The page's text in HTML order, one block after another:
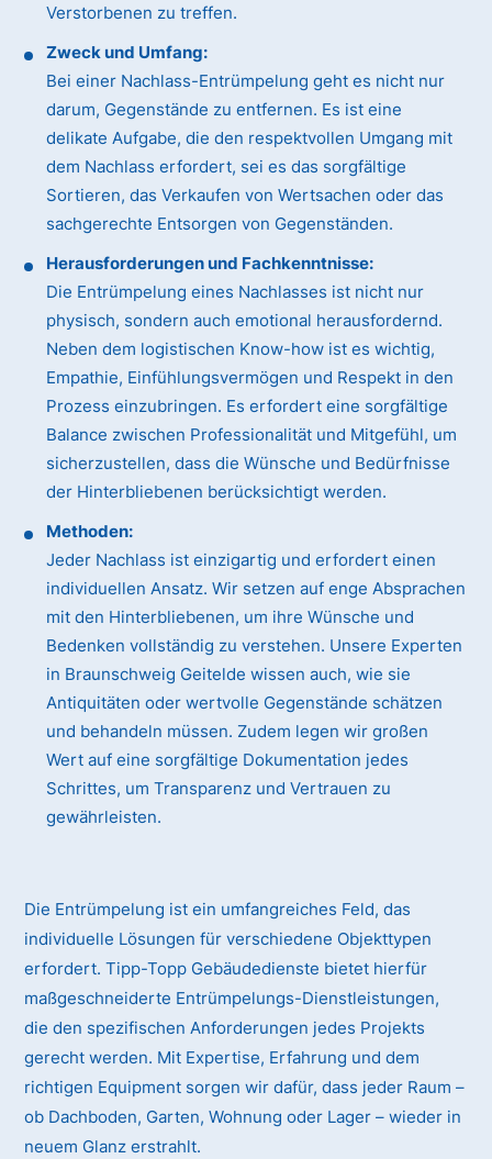
Verstorbenen zu treffen.
Zweck und Umfang:
Bei einer Nachlass-Entrümpelung geht es nicht nur
darum, Gegenstände zu entfernen. Es ist eine
delikate Aufgabe, die den respektvollen Umgang mit
dem Nachlass erfordert, sei es das sorgfältige
Sortieren, das Verkaufen von Wertsachen oder das
sachgerechte Entsorgen von Gegenständen.
Herausforderungen und Fachkenntnisse:
Die Entrümpelung eines Nachlasses ist nicht nur
physisch, sondern auch emotional herausfordernd.
Neben dem logistischen Know-how ist es wichtig,
Empathie, Einfühlungsvermögen und Respekt in den
Prozess einzubringen. Es erfordert eine sorgfältige
Balance zwischen Professionalität und Mitgefühl, um
sicherzustellen, dass die Wünsche und Bedürfnisse
der Hinterbliebenen berücksichtigt werden.
Methoden:
Jeder Nachlass ist einzigartig und erfordert einen
individuellen Ansatz. Wir setzen auf enge Absprachen
mit den Hinterbliebenen, um ihre Wünsche und
Bedenken vollständig zu verstehen. Unsere Experten
in Braunschweig Geitelde wissen auch, wie sie
Antiquitäten oder wertvolle Gegenstände schätzen
und behandeln müssen. Zudem legen wir großen
Wert auf eine sorgfältige Dokumentation jedes
Schrittes, um Transparenz und Vertrauen zu
gewährleisten.
Die Entrümpelung ist ein umfangreiches Feld, das
individuelle Lösungen für verschiedene Objekttypen
erfordert. Tipp-Topp Gebäudedienste bietet hierfür
maßgeschneiderte Entrümpelungs-Dienstleistungen,
die den spezifischen Anforderungen jedes Projekts
gerecht werden. Mit Expertise, Erfahrung und dem
richtigen Equipment sorgen wir dafür, dass jeder Raum –
ob Dachboden, Garten, Wohnung oder Lager – wieder in
neuem Glanz erstrahlt.